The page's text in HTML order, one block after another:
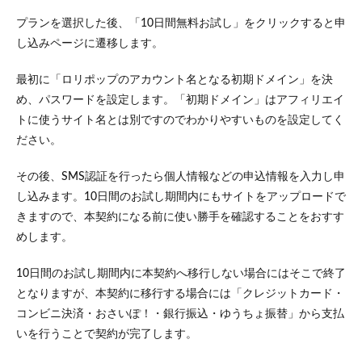
プランを選択した後、「10日間無料お試し」をクリックすると申
し込みページに遷移します。
最初に「ロリポップのアカウント名となる初期ドメイン」を決
め、パスワードを設定します。「初期ドメイン」はアフィリエイ
トに使うサイト名とは別ですのでわかりやすいものを設定してく
ださい。
その後、SMS認証を行ったら個人情報などの申込情報を入力し申
し込みます。10日間のお試し期間内にもサイトをアップロードで
きますので、本契約になる前に使い勝手を確認することをおすす
めします。
10日間のお試し期間内に本契約へ移行しない場合にはそこで終了
となりますが、本契約に移行する場合には「クレジットカード・
コンビニ決済・おさいぽ！・銀行振込・ゆうちょ振替」から支払
いを行うことで契約が完了します。